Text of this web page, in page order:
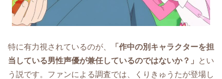
特に有力視されているのが、
「作中の別キャラクターを担
当している男性声優が兼任しているのではないか？」
とい
う説です。ファンによる調査では、くりきゅうたが登場し